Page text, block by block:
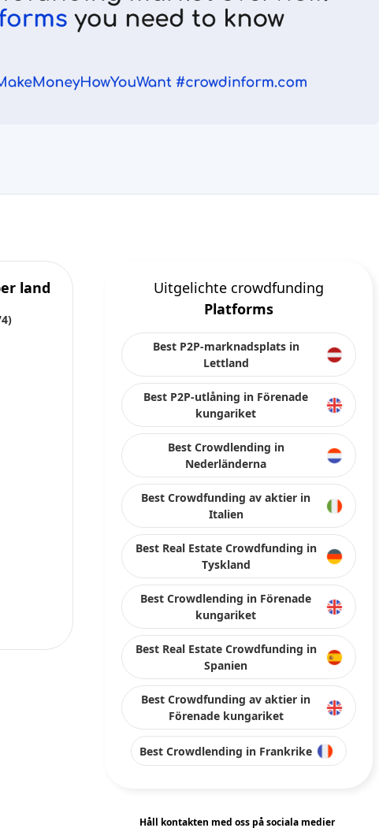
land
Uitgelichte crowdfunding
Platforms
Best P2P-marknadsplats in
Lettland
Best P2P-utlåning in Förenade
kungariket
Best Crowdlending in
Nederländerna
Best Crowdfunding av aktier in
Italien
Best Real Estate Crowdfunding in
Tyskland
Best Crowdlending in Förenade
kungariket
Best Real Estate Crowdfunding in
Spanien
Best Crowdfunding av aktier in
Förenade kungariket
Best Crowdlending in Frankrike
Håll kontakten med oss på sociala medier